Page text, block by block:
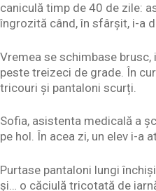
caniculă timp de 40 de zile:
îngrozită când, în sfârșit, i-a
Vremea se schimbase
peste treizeci de grade. În
tricouri și pantaloni scurți.
Sofia, asistenta medicală a
pe hol. În acea zi, un elev i-a
Purtase pantaloni lungi
și… o căciulă tricotată de